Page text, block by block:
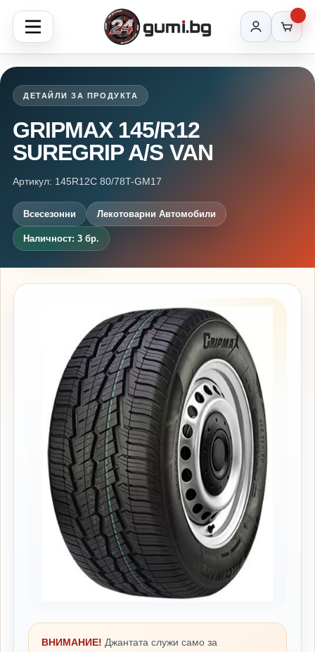
ДЕТАЙЛИ ЗА ПРОДУКТА
GRIPMAX 145/R12
SUREGRIP A/S VAN
Артикул: 145R12C 80/78T-GM17
Всесезонни Лекотоварни Автомобили
Наличност: 3 бр.
ВНИМАНИЕ! Джантата служи само за